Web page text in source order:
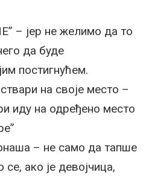
– јер не желимо да то
да буде
постигнућем.
на своје место –
иду на одређено место
– не само да тапше
ако је девојчица,